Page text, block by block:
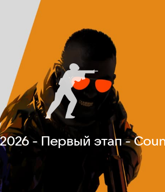
- Первый этап -